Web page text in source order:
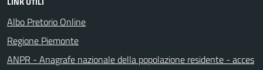
Albo Pretorio Online
Regione Piemonte
ANPR - Anagrafe nazionale della popolazione residente - acces